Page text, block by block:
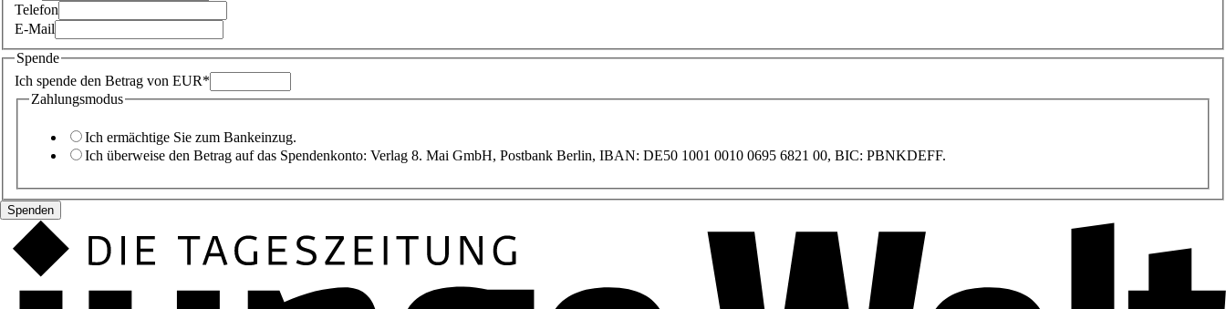
Telefon
E-Mail
Spende
Ich spende den Betrag von EUR*
Zahlungsmodus
Ich ermächtige Sie zum Bankeinzug.
Ich überweise den Betrag auf das Spendenkonto: Verlag 8. Mai GmbH, Postbank Berlin, IBAN: DE50 1001 0010 0695 6821 00, BIC: PBNKDEFF.